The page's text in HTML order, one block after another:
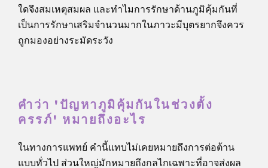
ใดจึงสมเหตุสมผล และทำไมการรักษาด้านภูมิคุ้มกันที่
เป็นการรักษาเสริมจำนวนมากในภาวะมีบุตรยากจึงควร
ถูกมองอย่างระมัดระวัง
คำว่า 'ปัญหาภูมิคุ้มกันในช่วงตั้ง
ครรภ์' หมายถึงอะไร
ในทางการแพทย์ คำนี้แทบไม่เคยหมายถึงการต่อต้าน
แบบทั่วไป ส่วนใหญ่มักหมายถึงกลไกเฉพาะที่อาจส่งผล